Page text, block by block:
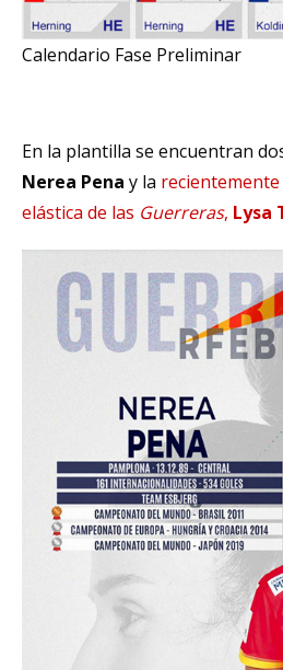
Calendario Fase Preliminar
En la plantilla se encuentran
Nerea Pena y la
elástica de las Guerreras, Lysa